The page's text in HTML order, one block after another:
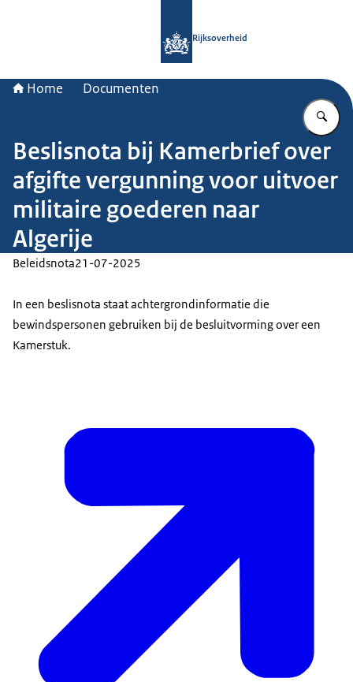
Rijksoverheid
Home Documenten
Beslisnota bij Kamerbrief over
afgifte vergunning voor uitvoer
militaire goederen naar
Algerije
Beleidsnota21-07-2025
In een beslisnota staat achtergrondinformatie die
bewindspersonen gebruiken bij de besluitvorming over een
Kamerstuk.